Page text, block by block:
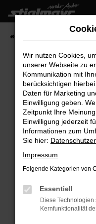
Zum
Hauptinhalt
springen
Fehler:
Beim Laden ist ein
Hier sind ein paar
Überprüfe
Laden andere
Manche
können das
verhindern.
Wir nutzen Cookies,
unserer Webseite zu
Kommunikation mit
berücksichtigen
Daten für Marketing
Einwilligung geben.
Zeitpunkt Ihre
Einwilligung jederzeit
Informationen zum
Sie hier:
Impressum
Folgende Kategorien von
Essentiell
Diese
Kernfunktionalität